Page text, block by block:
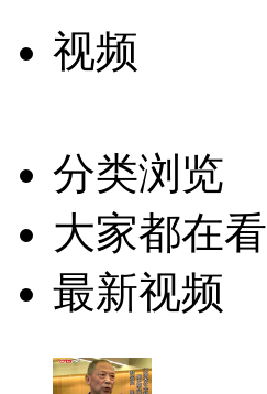
视频
分类浏览
大家都在看
最新视频